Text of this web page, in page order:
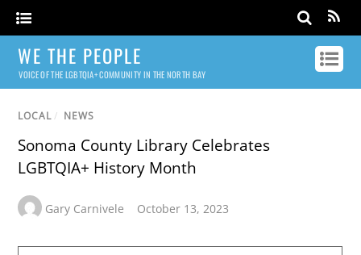
WE THE PEOPLE
VOICE OF THE LGBTQIA+ COMMUNITY IN THE NORTH BAY
LOCAL / NEWS
Sonoma County Library Celebrates
LGBTQIA+ History Month
Gary Carnivele October 13, 2023